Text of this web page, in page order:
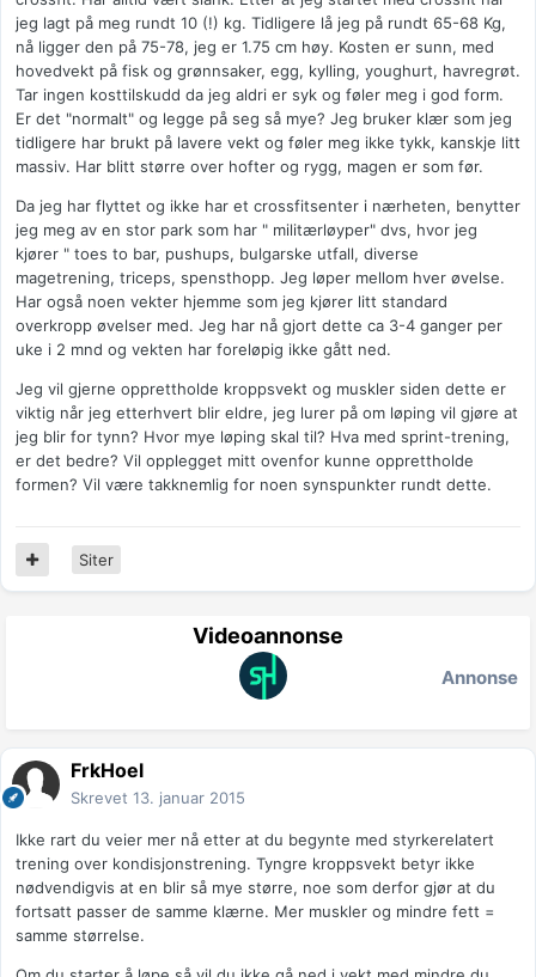
jeg lagt på meg rundt 10 (!) kg. Tidligere lå jeg på rundt 65-68 Kg,
nå ligger den på 75-78, jeg er 1.75 cm høy. Kosten er sunn, med
hovedvekt på fisk og grønnsaker, egg, kylling, youghurt, havregrøt.
Tar ingen kosttilskudd da jeg aldri er syk og føler meg i god form.
Er det "normalt" og legge på seg så mye? Jeg bruker klær som jeg
tidligere har brukt på lavere vekt og føler meg ikke tykk, kanskje litt
massiv. Har blitt større over hofter og rygg, magen er som før.
Da jeg har flyttet og ikke har et crossfitsenter i nærheten, benytter
jeg meg av en stor park som har " militærløyper" dvs, hvor jeg
kjører " toes to bar, pushups, bulgarske utfall, diverse
magetrening, triceps, spensthopp. Jeg løper mellom hver øvelse.
Har også noen vekter hjemme som jeg kjører litt standard
overkropp øvelser med. Jeg har nå gjort dette ca 3-4 ganger per
uke i 2 mnd og vekten har foreløpig ikke gått ned.
Jeg vil gjerne opprettholde kroppsvekt og muskler siden dette er
viktig når jeg etterhvert blir eldre, jeg lurer på om løping vil gjøre at
jeg blir for tynn? Hvor mye løping skal til? Hva med sprint-trening,
er det bedre? Vil opplegget mitt ovenfor kunne opprettholde
formen? Vil være takknemlig for noen synspunkter rundt dette.
Siter
Videoannonse
Annonse
FrkHoel
Skrevet 13. januar 2015
Ikke rart du veier mer nå etter at du begynte med styrkerelatert
trening over kondisjonstrening. Tyngre kroppsvekt betyr ikke
nødvendigvis at en blir så mye større, noe som derfor gjør at du
fortsatt passer de samme klærne. Mer muskler og mindre fett =
samme størrelse.